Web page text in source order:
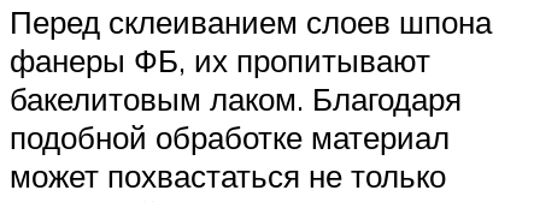
Перед склеиванием слоев шпона
фанеры ФБ, их пропитывают
бакелитовым лаком. Благодаря
подобной обработке материал
может похвастаться не только